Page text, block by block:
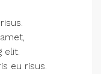
elit.
eu risus.